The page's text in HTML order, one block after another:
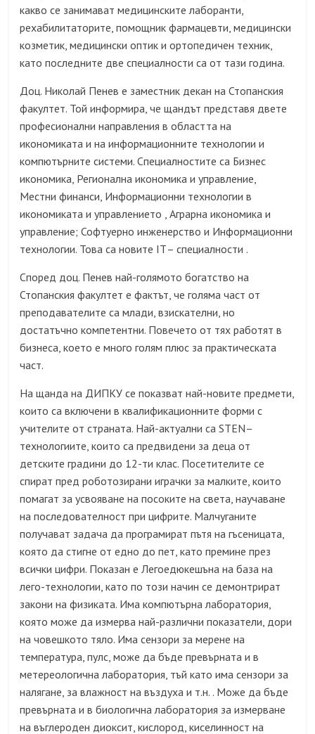
какво се занимават медицинските лаборанти,
рехабилитаторите, помощник фармацевти, медицински
козметик, медицински оптик и ортопедичен техник,
като последните две специалности са от тази година.
Доц. Николай Пенев е заместник декан на Стопанския
факултет. Той информира, че щандът представя двете
професионални направления в областта на
икономиката и на информационните технологии и
компютърните системи. Специалностите са Бизнес
икономика, Регионална икономика и управление,
Местни финанси, Информационни технологии в
икономиката и управлението , Аграрна икономика и
управление; Софтуерно инженерство и Информационни
технологии. Това са новите IT– специалности .
Според доц. Пенев най-голямото богатство на
Стопанския факултет е фактът, че голяма част от
преподавателите са млади, взискателни, но
достатъчно компетентни. Повечето от тях работят в
бизнеса, което е много голям плюс за практическата
част.
На щанда на ДИПКУ се показват най-новите предмети,
които са включени в квалификационните форми с
учителите от страната. Най-актуални саSTEN–
технологиите, които са предвидени за деца от
детските градини до 12-ти клас. Посетителите се
спират пред роботозирани играчки за малките, които
помагат за усвояване на посоките на света, научаване
на последователност при цифрите. Малчуганите
получават задача да програмират пътя на гъсеницата,
която да стигне от едно до пет, като премине през
всички цифри. Показан е Легоедюкешъна на база на
лего-технологии, като по този начин се демонтрират
закони на физиката. Има компютърна лаборатория,
която може да измерва най-различни показатели, дори
на човешкото тяло. Има сензори за мерене на
температура, пулс, може да бъде превърната и в
метереологична лаборатория, тъй като има сензори за
налягане, за влажност на въздуха и т.н. . Може да бъде
превърната и в биологична лаборатория за измерване
на въглероден диоксит, кислород, киселинност на